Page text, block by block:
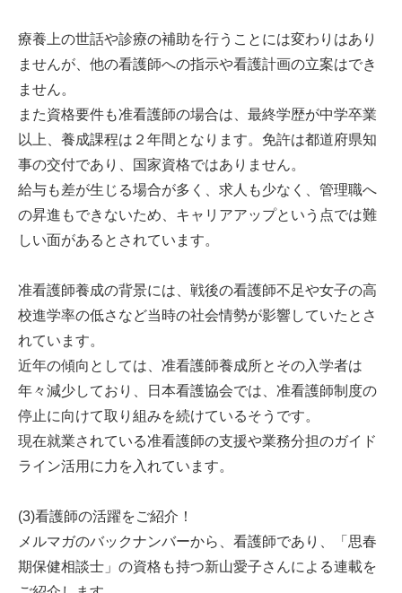
療養上の世話や診療の補助を行うことには変わりはあり
ませんが、他の看護師への指示や看護計画の立案はでき
ません。
また資格要件も准看護師の場合は、最終学歴が中学卒業
以上、養成課程は２年間となります。免許は都道府県知
事の交付であり、国家資格ではありません。
給与も差が生じる場合が多く、求人も少なく、管理職へ
の昇進もできないため、キャリアアップという点では難
しい面があるとされています。
准看護師養成の背景には、戦後の看護師不足や女子の高
校進学率の低さなど当時の社会情勢が影響していたとさ
れています。
近年の傾向としては、准看護師養成所とその入学者は
年々減少しており、日本看護協会では、准看護師制度の
停止に向けて取り組みを続けているそうです。
現在就業されている准看護師の支援や業務分担のガイド
ライン活用に力を入れています。
(3)看護師の活躍をご紹介！
メルマガのバックナンバーから、看護師であり、「思春
期保健相談士」の資格も持つ新山愛子さんによる連載を